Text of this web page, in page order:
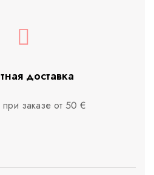
доставка
заказе от 50 €